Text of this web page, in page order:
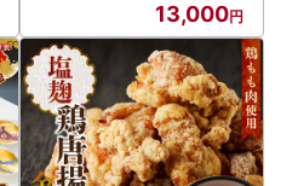
13,000